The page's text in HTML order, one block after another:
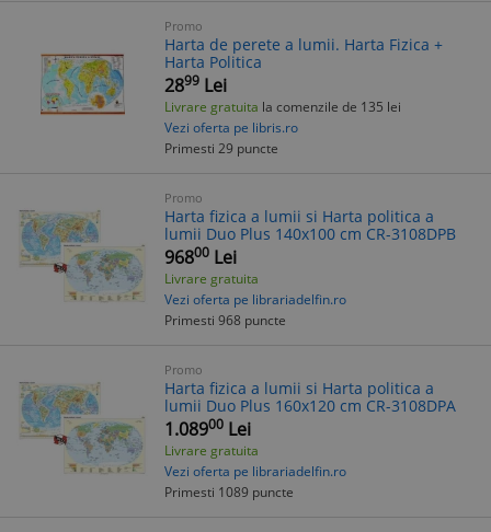
Promo
Harta de perete a lumii. Harta Fizica +
Harta Politica
2899 Lei
Livrare gratuita la comenzile de 135 lei
Vezi oferta pe libris.ro
Primesti 29 puncte
Promo
Harta fizica a lumii si Harta politica a
lumii Duo Plus 140x100 cm CR-3108DPB
96800 Lei
Livrare gratuita
Vezi oferta pe librariadelfin.ro
Primesti 968 puncte
Promo
Harta fizica a lumii si Harta politica a
lumii Duo Plus 160x120 cm CR-3108DPA
1.08900 Lei
Livrare gratuita
Vezi oferta pe librariadelfin.ro
Primesti 1089 puncte